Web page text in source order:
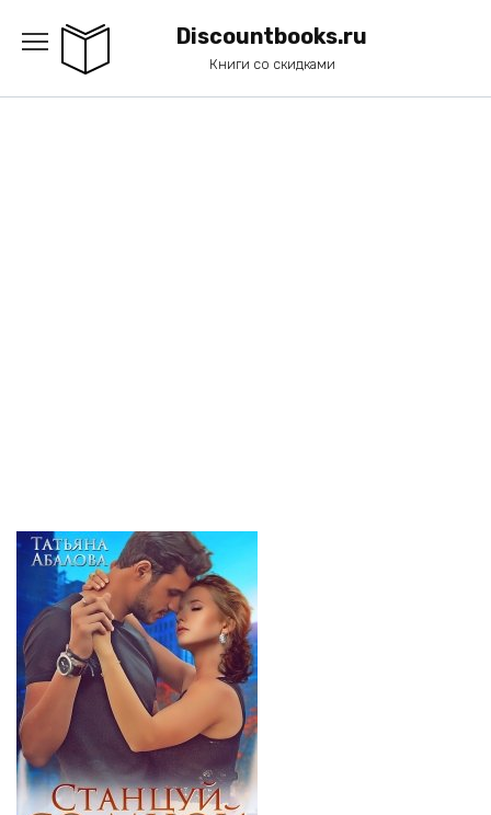
содержанию
Discountbooks.ru
Книги со скидками